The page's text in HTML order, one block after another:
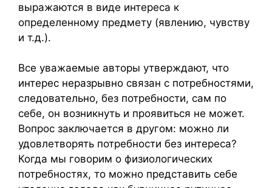
выражаются в виде интереса к
определенному предмету (явлению, чувству
и т.д.).
Все уважаемые авторы утверждают, что
интерес неразрывно связан с потребностями,
следовательно, без потребности, сам по
себе, он возникнуть и проявиться не может.
Вопрос заключается в другом: можно ли
удовлетворять потребности без интереса?
Когда мы говорим о физиологических
потребностях, то можно представить себе